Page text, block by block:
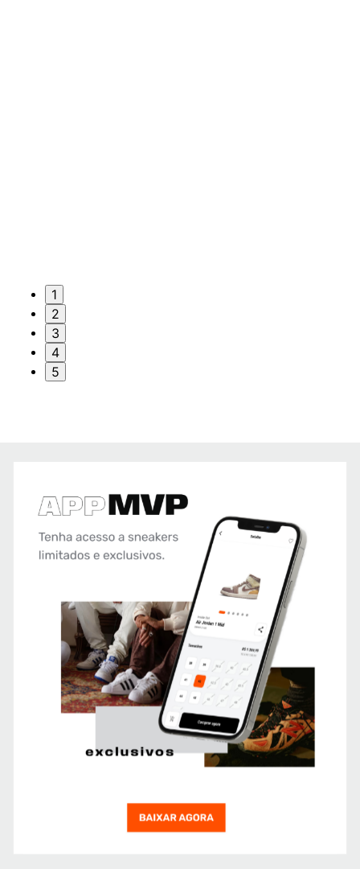
1
2
3
4
5